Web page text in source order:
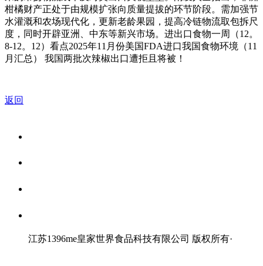
柑橘财产正处于由规模扩张向质量提拔的环节阶段。需加强节
水灌溉和农场现代化，更新老龄果园，提高冷链物流取包拆尺
度，同时开辟亚洲、中东等新兴市场。进出口食物一周（12。
8-12。12）看点2025年11月份美国FDA进口我国食物环境（11
月汇总） 我国两批次辣椒出口遭拒且将被！
返回
江苏1396me皇家世界食品科技有限公司 版权所有·